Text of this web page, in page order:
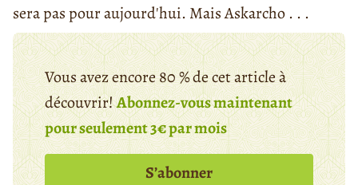
sera pas pour aujourd'hui. Mais Askarcho . . .
Vous avez encore 80 % de cet article à
découvrir!Abonnez-vous maintenant
pour seulement 3€ par mois
S’abonner